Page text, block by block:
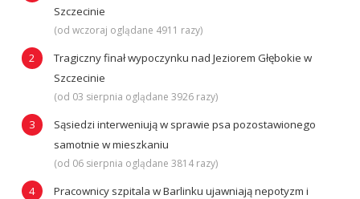
Szczecinie
(od wczoraj oglądane 4911 razy)
Tragiczny finał wypoczynku nad Jeziorem Głębokie w
Szczecinie
(od 03 sierpnia oglądane 3926 razy)
Sąsiedzi interweniują w sprawie psa pozostawionego
samotnie w mieszkaniu
(od 06 sierpnia oglądane 3814 razy)
Pracownicy szpitala w Barlinku ujawniają nepotyzm i